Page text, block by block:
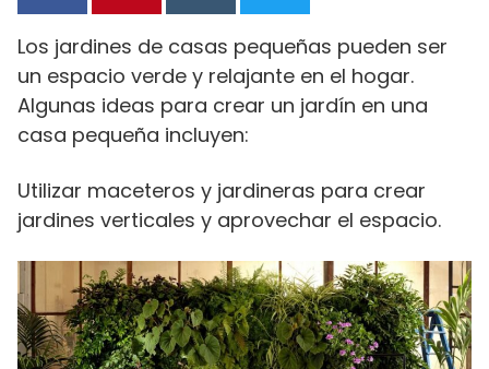
Los jardines de casas pequeñas pueden ser
un espacio verde y relajante en el hogar.
Algunas ideas para crear un jardín en una
casa pequeña incluyen:
Utilizar maceteros y jardineras para crear
jardines verticales y aprovechar el espacio.